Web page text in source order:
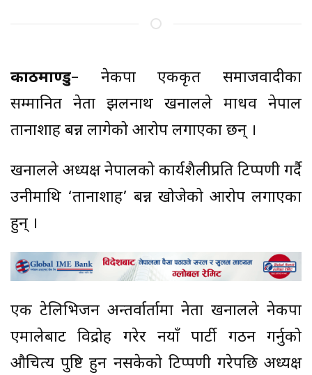
काठमाण्डु– नेकपा एकीकृत समाजवादीका
सम्मानित नेता झलनाथ खनालले माधव नेपाल
तानाशाह बन्न लागेको आरोप लगाएका छन् ।
खनालले अध्यक्ष नेपालको कार्यशैलीप्रति टिप्पणी गर्दै
उनीमाथि ‘तानाशाह’ बन्न खोजेको आरोप लगाएका
हुन् ।
एक टेलिभिजन अन्तर्वार्तामा नेता खनालले नेकपा
एमालेबाट विद्रोह गरेर नयाँ पार्टी गठन गर्नुको
औचित्य पुष्टि हुन नसकेको टिप्पणी गरेपछि अध्यक्ष